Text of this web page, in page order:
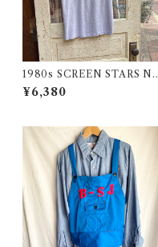
1980s SCREEN STARS NF
L FLYERS Print Tee / 80年
代 スクリーンスターズ フライ
¥6,380